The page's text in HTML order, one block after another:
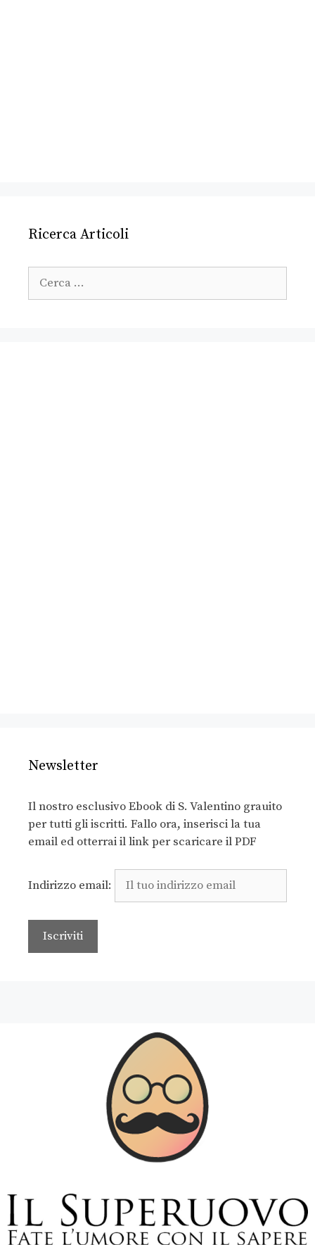
Ricerca Articoli
Newsletter
Il nostro esclusivo Ebook di S. Valentino grauito
per tutti gli iscritti. Fallo ora, inserisci la tua
email ed otterrai il link per scaricare il PDF
Indirizzo email: